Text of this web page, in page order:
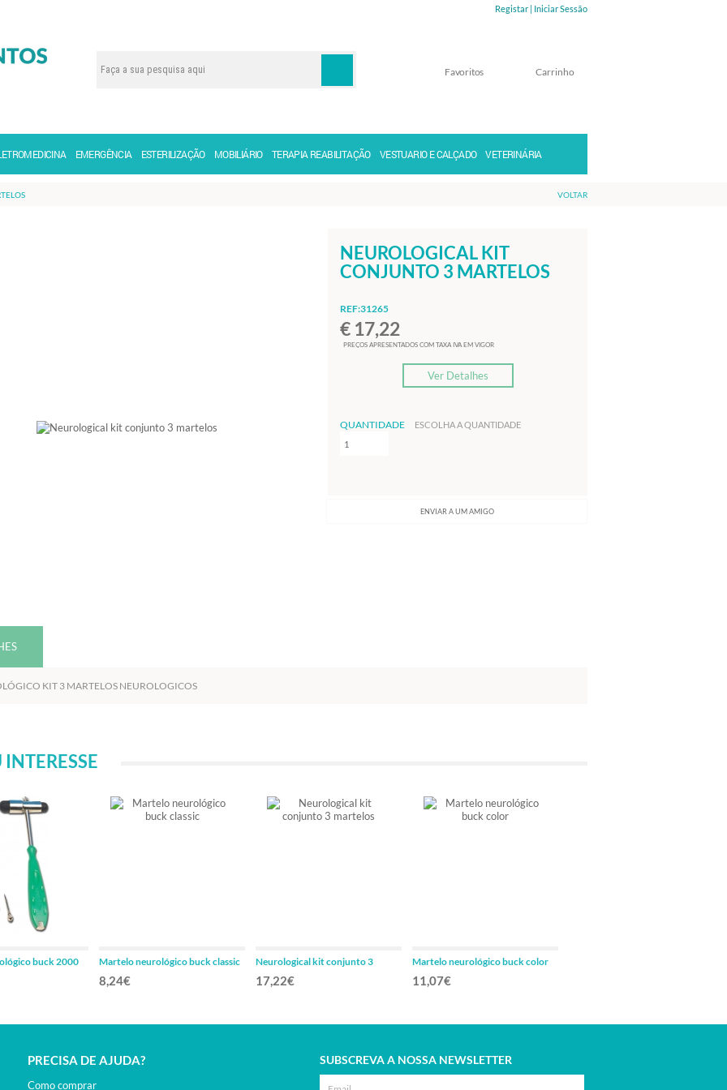
Registar | Iniciar Sessão
Carrinho
Favoritos
EMERGÊNCIA ESTERILIZAÇÃO MOBILIÁRIO TERAPIA REABILITAÇÃO VESTUARIO E CALÇADO VETERINÁRIA
VOLTAR
NEUROLOGICAL KIT
CONJUNTO 3 MARTELOS
REF:31265
€ 17,22
PREÇOS APRESENTADOS COM TAXA IVA EM VIGOR
Ver Detalhes
QUANTIDADE ESCOLHA A QUANTIDADE
ENVIAR A UM AMIGO
KIT 3 MARTELOS NEUROLOGICOS
INTERESSE
buck 2000 Martelo neurológico buck classic
8,24€
Neurological kit conjunto 3
17,22€
Martelo neurológico buck color
11,07€
PRECISA DE AJUDA?
Como comprar
SUBSCREVA A NOSSA NEWSLETTER